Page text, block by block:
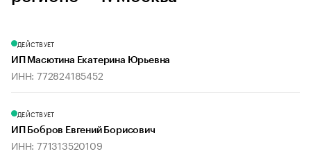
ДЕЙСТВУЕТ
ИП Масютина Екатерина Юрьевна
ИНН: 772824185452
ДЕЙСТВУЕТ
ИП Бобров Евгений Борисович
ИНН: 771313520109